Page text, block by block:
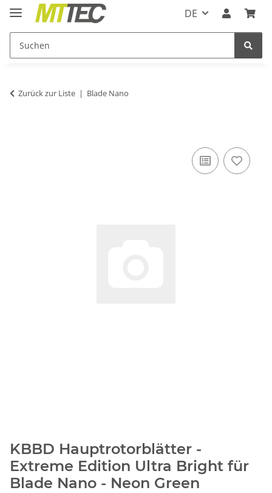
DE
Zurück zur Liste Blade Nano
KBBD Hauptrotorblätter -
Extreme Edition Ultra Bright für
Blade Nano - Neon Green